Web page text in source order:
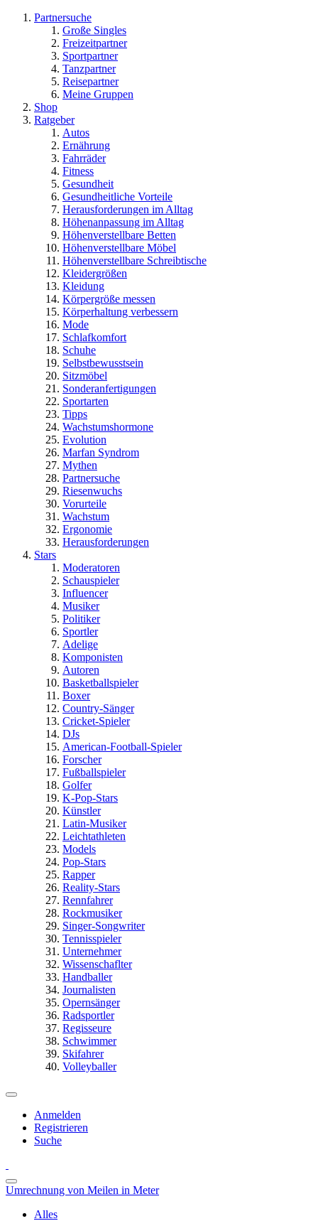
Partnersuche
Große Singles
Freizeitpartner
Sportpartner
Tanzpartner
Reisepartner
Meine Gruppen
Shop
Ratgeber
Autos
Ernährung
Fahrräder
Fitness
Gesundheit
Gesundheitliche Vorteile
Herausforderungen im Alltag
Höhenanpassung im Alltag
Höhenverstellbare Betten
Höhenverstellbare Möbel
Höhenverstellbare Schreibtische
Kleidergrößen
Kleidung
Körpergröße messen
Körperhaltung verbessern
Mode
Schlafkomfort
Schuhe
Selbstbewusstsein
Sitzmöbel
Sonderanfertigungen
Sportarten
Tipps
Wachstumshormone
Evolution
Marfan Syndrom
Mythen
Partnersuche
Riesenwuchs
Vorurteile
Wachstum
Ergonomie
Herausforderungen
Stars
Moderatoren
Schauspieler
Influencer
Musiker
Politiker
Sportler
Adelige
Komponisten
Autoren
Basketballspieler
Boxer
Country-Sänger
Cricket-Spieler
DJs
American-Football-Spieler
Forscher
Fußballspieler
Golfer
K-Pop-Stars
Künstler
Latin-Musiker
Leichtathleten
Models
Pop-Stars
Rapper
Reality-Stars
Rennfahrer
Rockmusiker
Singer-Songwriter
Tennisspieler
Unternehmer
Wissenschaflter
Handballer
Journalisten
Opernsänger
Radsportler
Regisseure
Schwimmer
Skifahrer
Volleyballer
Anmelden
Registrieren
Suche
Umrechnung von Meilen in Meter
Alles